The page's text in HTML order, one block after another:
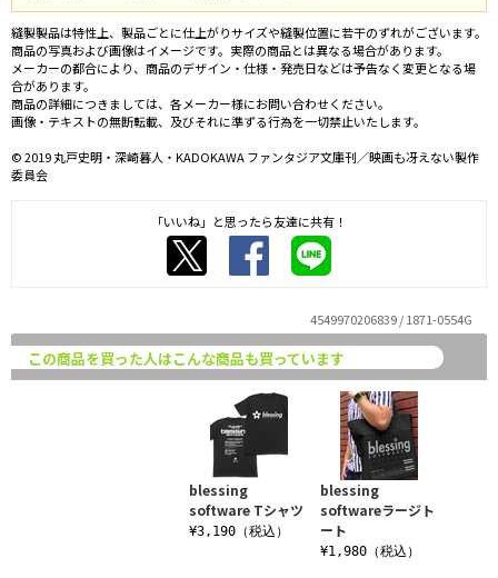
縫製製品は特性上、製品ごとに仕上がりサイズや縫製位置に若干のずれがございます。
商品の写真および画像はイメージです。実際の商品とは異なる場合があります。
メーカーの都合により、商品のデザイン・仕様・発売日などは予告なく変更となる場
合があります。
商品の詳細につきましては、各メーカー様にお問い合わせください。
画像・テキストの無断転載、及びそれに準ずる行為を一切禁止いたします。
© 2019 丸戸史明・深崎暮人・KADOKAWA ファンタジア文庫刊／映画も冴えない製作
委員会
「いいね」と思ったら友達に共有！
4549970206839 / 1871-0554G
この商品を買った人はこんな商品も買っています
blessing
software Tシャツ
¥3,190（税込）
blessing
softwareラージト
ート
¥1,980（税込）